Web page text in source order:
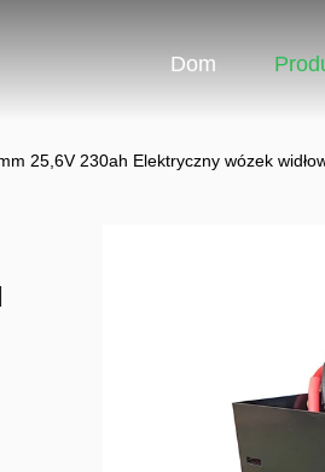
Dom
25,6V 230ah Elektryczny wózek